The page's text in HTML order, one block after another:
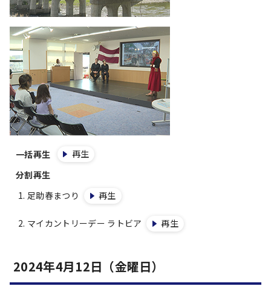
一括再生
再生
分割再生
足助春まつり
再生
マイカントリーデー ラトビア 再生
2024年4月12日（金曜日）